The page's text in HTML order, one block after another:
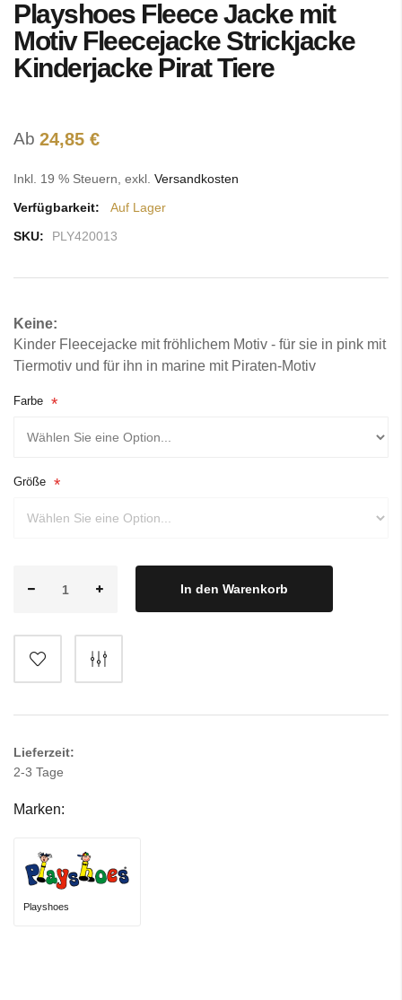
Anfang
der
Bildgalerie
springen
Playshoes Fleece Jacke mit
Motiv Fleecejacke Strickjacke
Kinderjacke Pirat Tiere
Ab 24,85 €
Inkl. 19 % Steuern exkl. Versandkosten
Verfügbarkeit:
Auf Lager
SKU:
PLY420013
Keine:
Kinder Fleecejacke mit fröhlichem Motiv - für sie in pink mit
Tiermotiv und für ihn in marine mit Piraten-Motiv
Farbe
Größe
In den Warenkorb
Lieferzeit:
2-3 Tage
Marken:
Playshoes